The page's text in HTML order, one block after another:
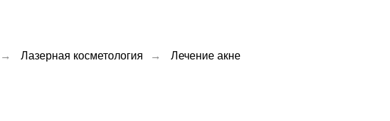
→ Лазерная косметология → Лечение акне